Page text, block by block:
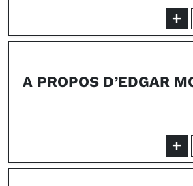
A PROPOS D’EDGAR